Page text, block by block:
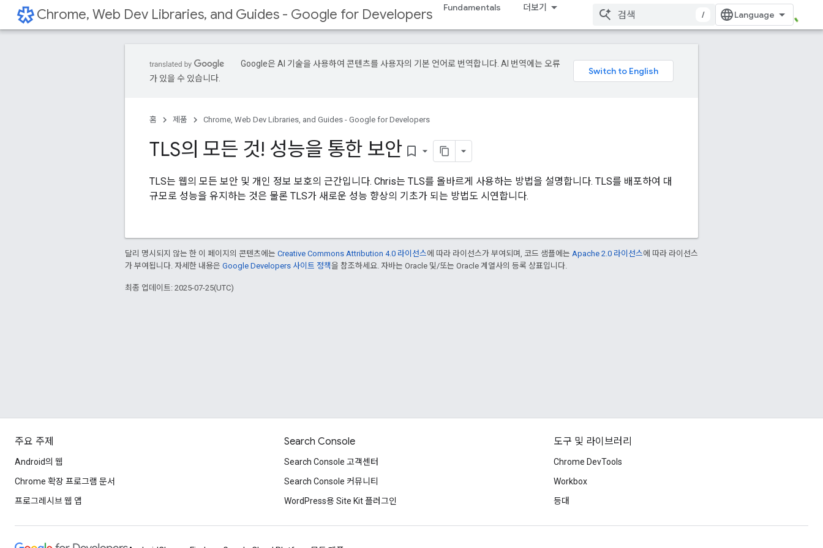
Chrome, Web Dev Libraries, and Guides - Google for Developers Fundamentals 더보기
/
Google은 AI 기술을 사용하여 콘텐츠를 사용자의 기본 언어로 번역합니다. AI 번역에는 오류
가 있을 수 있습니다.
홈 제품 Chrome, Web Dev Libraries, and Guides - Google for Developers
TLS의 모든 것! 성능을 통한 보안 bookmark_border
TLS는 웹의 모든 보안 및 개인 정보 보호의 근간입니다. Chris는 TLS를 올바르게 사용하는 방법을 설명합니다. TLS를 배포하여 대
규모로 성능을 유지하는 것은 물론 TLS가 새로운 성능 향상의 기초가 되는 방법도 시연합니다.
달리 명시되지 않는 한 이 페이지의 콘텐츠에는 Creative Commons Attribution 4.0 라이선스에 따라 라이선스가 부여되며, 코드 샘플에는 Apache 2.0 라이선스에 따라 라이선스
가 부여됩니다. 자세한 내용은 Google Developers 사이트 정책을 참조하세요. 자바는 Oracle 및/또는 Oracle 계열사의 등록 상표입니다.
최종 업데이트: 2025-07-25(UTC)
주요 주제
Android의 웹
Chrome 확장 프로그램 문서
프로그레시브 웹 앱
Search Console
Search Console 고객센터
Search Console 커뮤니티
WordPress용 Site Kit 플러그인
도구 및 라이브러리
Chrome DevTools
Workbox
등대